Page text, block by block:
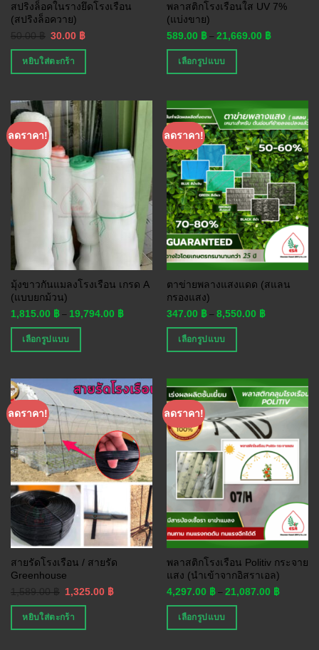
สปริงล็อคในรางยึดโรงเรือน
(สปริงล็อควาย)
50.00฿ 30.00 ฿
หยิบใส่ตะกร้า
พลาสติกโรงเรือนใส UV 7%
(แบ่งขาย)
589.00 ฿ – 21,669.00 ฿
เลือกรูปแบบ
ลดราคา!
มุ้งขาวกันแมลงโรงเรือน เกรด A
(แบบยกม้วน)
1,815.00 ฿ – 19,794.00 ฿
เลือกรูปแบบ
ลดราคา!
ตาข่ายพลางแสงแดด (สแลน
กรองแสง)
347.00 ฿ – 8,550.00 ฿
เลือกรูปแบบ
ลดราคา!
สายรัดโรงเรือน / สายรัด
Greenhouse
1,589.00฿ 1,325.00 ฿
หยิบใส่ตะกร้า
ลดราคา!
พลาสติกโรงเรือน Politiv กระจาย
แสง (นำเข้าจากอิสราเอล)
4,297.00 ฿ – 21,087.00 ฿
เลือกรูปแบบ